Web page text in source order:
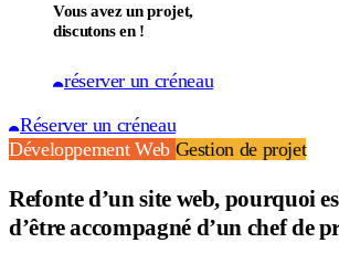
Vous avez un projet,
discutons en !
réserver un créneau
Réserver un créneau
Développement Web Gestion de projet
Refonte d’un site web, pourquoi
d’être accompagné d’un chef de